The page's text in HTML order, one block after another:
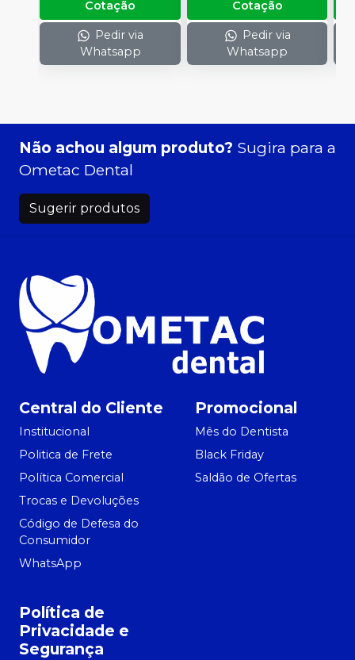
Cotação
Pedir via
Whatsapp
Cotação
Pedir via
Whatsapp
Não achou algum produto? Sugira para a
Ometac Dental
Sugerir produtos
Central do Cliente
Institucional
Politica de Frete
Política Comercial
Trocas e Devoluções
Código de Defesa do
Consumidor
WhatsApp
Promocional
Mês do Dentista
Black Friday
Saldão de Ofertas
Política de
Privacidade e
Segurança